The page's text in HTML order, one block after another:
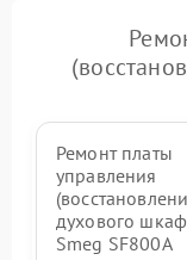
Ремонт платы
управления
духового
Smeg SF800A